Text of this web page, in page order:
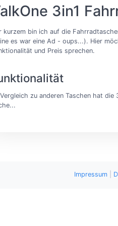
3in1
kurzem bin ich auf die
es war eine Ad - oups...). Hier
und Preis sprechen.
zu anderen Taschen hat die
Impressum